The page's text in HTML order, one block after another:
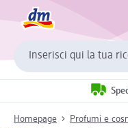
Inserisci qui la tua
Homepage Profumi e